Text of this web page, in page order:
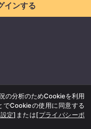
インする
の分析のためCookieを利用
でCookieの使用に同意する
定] または[プライバシーポ